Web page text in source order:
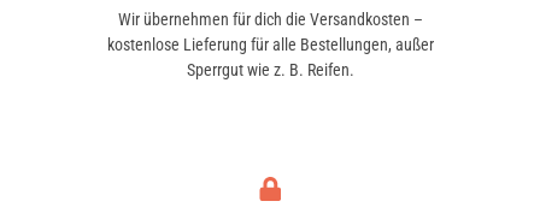
Wir übernehmen für dich die Versandkosten –
kostenlose Lieferung für alle Bestellungen, außer
Sperrgut wie z. B. Reifen.